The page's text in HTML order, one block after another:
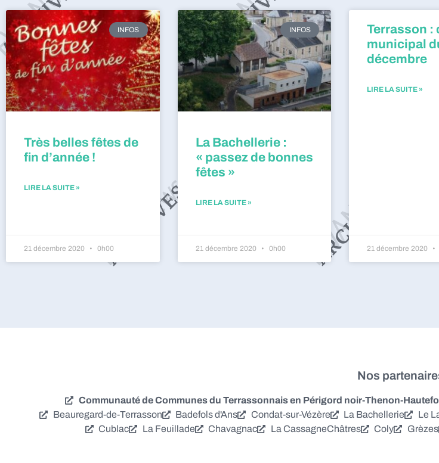
INFOS
Très belles fêtes de
fin d’année !
LIRE LA SUITE »
21 décembre 2020 0h00
INFOS
La Bachellerie :
« passez de bonnes
fêtes »
LIRE LA SUITE »
21 décembre 2020 0h00
Terrasson :
municipal
décembre
LIRE LA SUITE »
21 décembre 2020
Nos
Communauté de Communes du Terrassonnais en Périgord noir-Thenon-
Beauregard-de-Terrasson
Badefols d'Ans Condat-sur-Vézère La Bachellerie Le
Cublac
La Feuillade Chavagnac La CassagneChâtres Coly Grèzes